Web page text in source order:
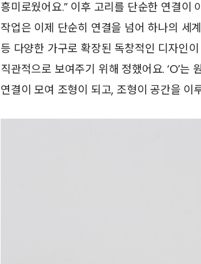
흥미로웠어요.” 이후 고리를 단순한 연결이
작업은 이제 단순히 연결을 넘어 하나의 세
등 다양한 가구로 확장된 독창적인 디자인
직관적으로 보여주기 위해 정했어요. ‘O’는
연결이 모여 조형이 되고, 조형이 공간을 이